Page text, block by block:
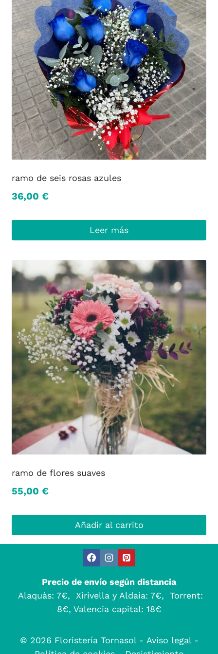
variantes.
Las
opciones
se
pueden
elegir
en
la
página
de
producto
ramo de seis rosas azules
36,00 €
Leer más
ramo de flores suaves
55,00 €
Añadir al carrito
Precio de envío según distancia
Alaquàs: 7€, Xirivella y Aldaia: 7€, Torrent:
8€, Valencia capital: 18€
© 2026 Floristería Tornasol - Aviso legal-